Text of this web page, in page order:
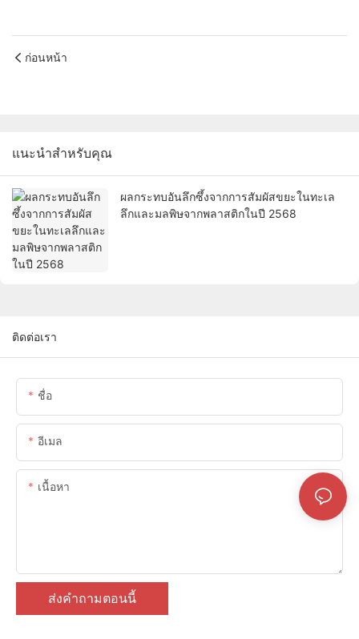
ก่อนหน้า
แนะนำสำหรับคุณ
ผลกระทบอันลึกซึ้งจากการสัมผัสขยะในทะเล
ลึกและมลพิษจากพลาสติกในปี 2568
ติดต่อเรา
ชื่อ
อีเมล
เนื้อหา
ส่งคำถามตอนนี้